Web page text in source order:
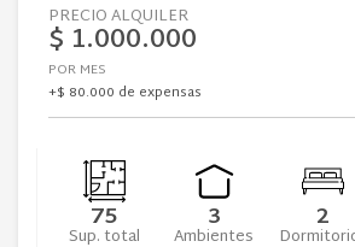
PRECIO ALQUILER
$ 1.000.000
POR MES
+$ 80.000 de expensas
75
Sup. total 3
Ambientes 2